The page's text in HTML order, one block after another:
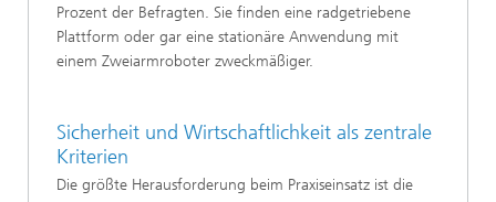
Prozent der Befragten. Sie finden eine radgetriebene
Plattform oder gar eine stationäre Anwendung mit
einem Zweiarmroboter zweckmäßiger.
Sicherheit und Wirtschaftlichkeit als zentrale
Kriterien
Die größte Herausforderung beim Praxiseinsatz ist die